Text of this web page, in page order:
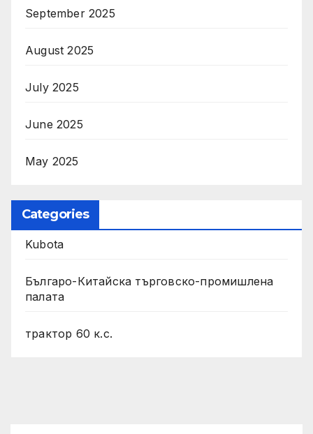
September 2025
August 2025
July 2025
June 2025
May 2025
Categories
Kubota
Българо-Китайска търговско-промишлена
палата
трактор 60 к.с.